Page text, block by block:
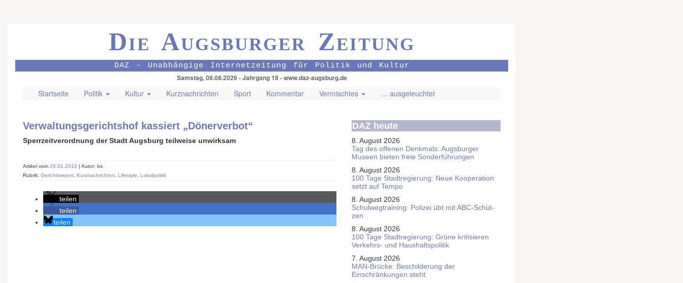
Die Augsburger Zeitung
DAZ - Unabhängige Internetzeitung für Politik und Kultur
Samstag, 08.08.2026 - Jahrgang 18 - www.daz-augsburg.de
Startseite Politik Kultur Kurznachrichten Sport Kommentar Vermischtes … ausgeleuchtet
Verwaltungsgerichtshof kassiert „Dönerverbot“
Sperrzeitverordnung der Stadt Augsburg teilweise unwirksam
Artikel vom 26.01.2010 | Autor: bs
Rubrik: Gerichtsreport Kurznachrichten Lifestyle Lokalpolitik
teilen
teilen
teilen
DAZ heute
8. August 2026
Tag des offenen Denkmals: Augsburger
Museen bieten freie Sonderführungen
8. August 2026
100 Tage Stadtregierung: Neue Kooperation
setzt auf Tempo
8. August 2026
Schul­weg­trai­ning: Poli­zei übt mit ABC-Schüt­
zen
8. August 2026
100 Tage Stadtregierung: Grüne kritisieren
Verkehrs- und Haushaltspolitik
7. August 2026
MAN-Brücke: Beschilderung der
Einschränkungen steht